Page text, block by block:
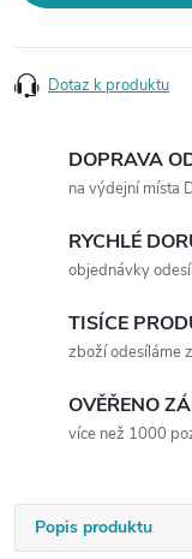
Dotaz k produktu
DOPRAVA
na výdejní místa
RYCHLÉ
objednávky
TISÍCE
zboží odesíláme
OVĚŘENO
více než 1000
Popis produktu